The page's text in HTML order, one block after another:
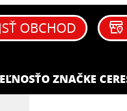
O ZNAČKE
OBCHOD